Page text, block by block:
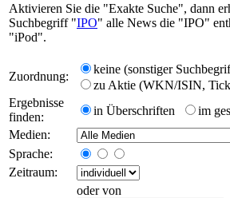
Aktivieren Sie die "Exakte Suche", dann
Suchbegriff "IPO" alle News die "IPO"
"iPod".
Zuordnung:
keine (sonstiger
zu Aktie (WKN/ISIN,
Ergebnisse
finden:
in Überschriften
im
Medien:
Sprache:
Zeitraum:
oder von